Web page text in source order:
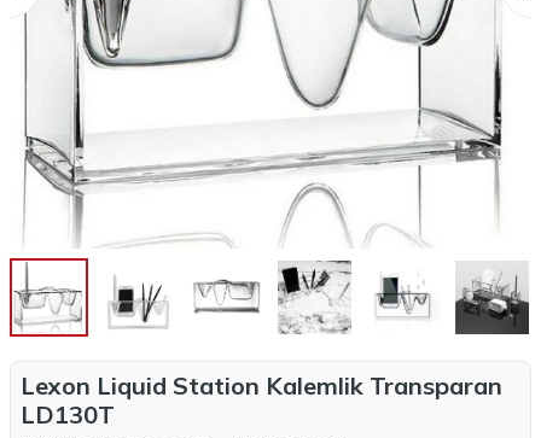
Lexon Liquid Station Kalemlik Transparan
LD130T